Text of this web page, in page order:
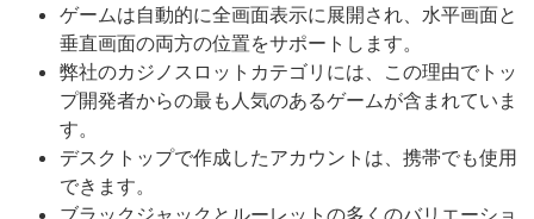
ゲームは自動的に全画面表示に展開され、水平画面と
垂直画面の両方の位置をサポートします。
弊社のカジノスロットカテゴリには、この理由でトッ
プ開発者からの最も人気のあるゲームが含まれていま
す。
デスクトップで作成したアカウントは、携帯でも使用
できます。
ブラックジャックとルーレットの多くのバリエーショ